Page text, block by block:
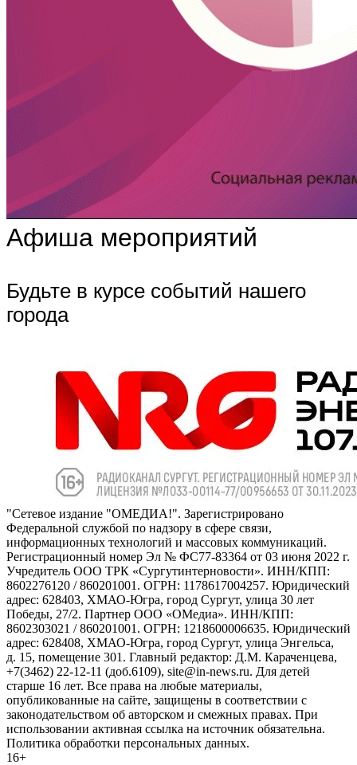
Афиша мероприятий
Будьте в курсе событий нашего
города
"Сетевое издание "ОМЕДИА!". Зарегистрировано
Федеральной службой по надзору в сфере связи,
информационных технологий и массовых коммуникаций.
Регистрационный номер Эл № ФС77-83364 от 03 июня 2022 г.
Учредитель ООО ТРК «Сургутинтерновости». ИНН/КПП:
8602276120 / 860201001. ОГРН: 1178617004257. Юридический
адрес: 628403, ХМАО-Югра, город Сургут, улица 30 лет
Победы, 27/2. Партнер ООО «ОМедиа». ИНН/КПП:
8602303021 / 860201001. ОГРН: 1218600006635. Юридический
адрес: 628408, ХМАО-Югра, город Сургут, улица Энгельса,
д. 15, помещение 301. Главный редактор: Д.М. Караченцева,
+7(3462) 22-12-11 (доб.6109), site@in-news.ru. Для детей
старше 16 лет. Все права на любые материалы,
опубликованные на сайте, защищены в соответствии с
законодательством об авторском и смежных правах. При
использовании активная ссылка на источник обязательна.
Политика обработки персональных данных.
16+